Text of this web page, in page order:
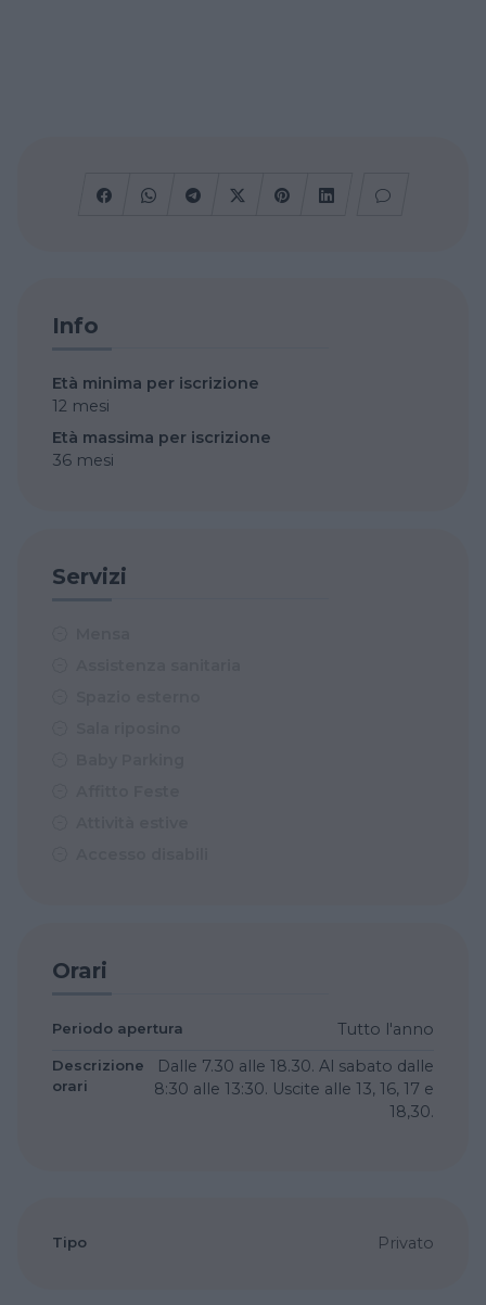
Info
Età minima per iscrizione
12 mesi
Età massima per iscrizione
36 mesi
Servizi
Orari
Periodo apertura Tutto l'anno
Descrizione
orari
Dalle 7.30 alle 18.30. Al sabato dalle
8:30 alle 13:30. Uscite alle 13, 16, 17 e
18,30.
Tipo Privato